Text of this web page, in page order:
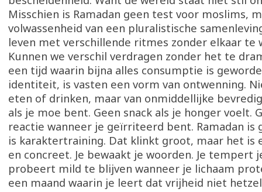
Misschien is Ramadan geen test voor moslims,
volwassenheid van een pluralistische
leven met verschillende ritmes zonder elkaar te
Kunnen we verschil verdragen zonder het te
een tijd waarin bijna alles consumptie is
identiteit, is vasten een vorm van ontwenning.
eten of drinken, maar van onmiddellijke
als je moe bent. Geen snack als je honger voelt.
reactie wanneer je geïrriteerd bent. Ramadan is
is karaktertraining. Dat klinkt groot, maar het is
en concreet. Je bewaakt je woorden. Je tempert
probeert mild te blijven wanneer je lichaam
een maand waarin je leert dat vrijheid niet